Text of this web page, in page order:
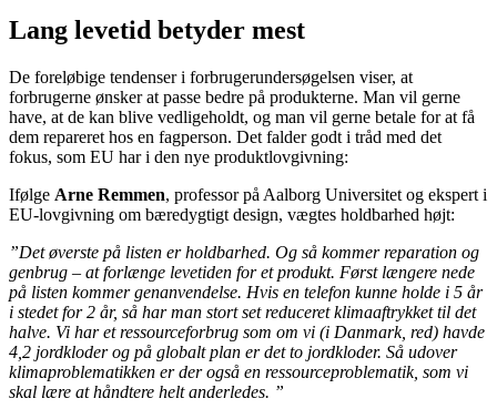
Lang levetid betyder mest
De foreløbige tendenser i forbrugerundersøgelsen viser, at
forbrugerne ønsker at passe bedre på produkterne. Man vil gerne
have, at de kan blive vedligeholdt, og man vil gerne betale for at få
dem repareret hos en fagperson. Det falder godt i tråd med det
fokus, som EU har i den nye produktlovgivning:
Ifølge Arne Remmen, professor på Aalborg Universitet og ekspert i
EU-lovgivning om bæredygtigt design, vægtes holdbarhed højt:
”Det øverste på listen er holdbarhed. Og så kommer reparation og
genbrug – at forlænge levetiden for et produkt. Først længere nede
på listen kommer genanvendelse. Hvis en telefon kunne holde i 5 år
i stedet for 2 år, så har man stort set reduceret klimaaftrykket til det
halve. Vi har et ressourceforbrug som om vi (i Danmark, red) havde
4,2 jordkloder og på globalt plan er det to jordkloder. Så udover
klimaproblematikken er der også en ressourceproblematik, som vi
skal lære at håndtere helt anderledes. ”